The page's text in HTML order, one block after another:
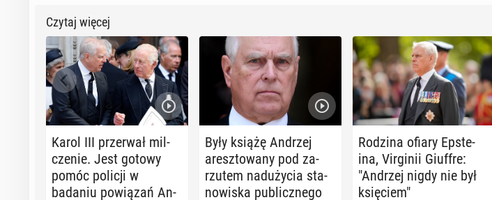
Czytaj więcej
Karol III prze­rwał mil­
cze­nie. Jest gotowy
pomóc policji w
badaniu po­wią­zań An­
Były książę Andrzej
aresz­to­wa­ny pod za­
rzu­tem nad­uży­cia sta­
no­wi­ska pu­blicz­ne­go
Rodzina ofiary Ep­ste­
ina, Vir­gi­nii Giuffre:
"Andrzej nigdy nie był
księ­ciem"